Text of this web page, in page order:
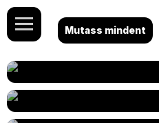
Mutass mindent